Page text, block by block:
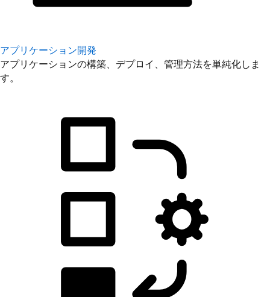
アプリケーション開発
アプリケーションの構築、デプロイ、管理方法を単純化しま
す。